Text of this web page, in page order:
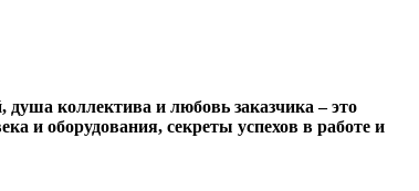
коллектива и любовь заказчика – это
и оборудования, секреты успехов в работе и